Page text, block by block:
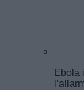
Ebola